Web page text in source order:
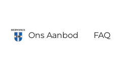
Ons Aanbod FAQ